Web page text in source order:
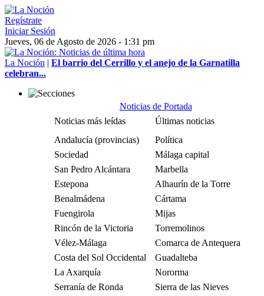
Regístrate
Iniciar Sesión
Jueves, 06 de Agosto de 2026 - 1:31 pm
La Noción | El barrio del Cerrillo y el anejo de la Garnatilla
celebran...
Noticias de Portada
Noticias más leídas
Últimas noticias
Andalucía (provincias)
Política
Sociedad
Málaga capital
San Pedro Alcántara
Marbella
Estepona
Alhaurín de la Torre
Benalmádena
Cártama
Fuengirola
Mijas
Rincón de la Victoria
Torremolinos
Vélez-Málaga
Comarca de Antequera
Costa del Sol Occidental
Guadalteba
La Axarquía
Nororma
Serranía de Ronda
Sierra de las Nieves